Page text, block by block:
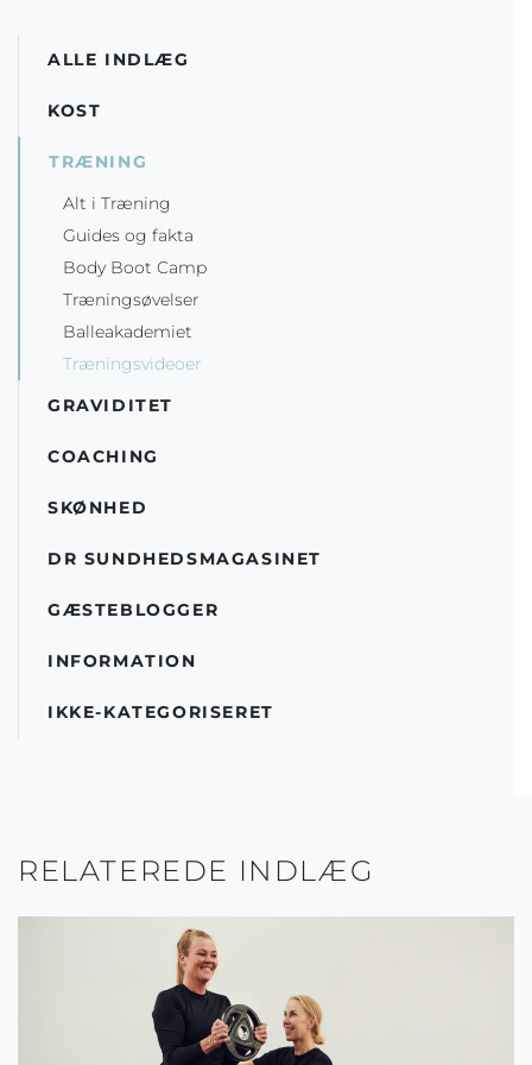
ALLE INDLÆG
KOST
TRÆNING
Alt i Træning
Guides og fakta
Body Boot Camp
Træningsøvelser
Balleakademiet
Træningsvideoer
GRAVIDITET
COACHING
SKØNHED
DR SUNDHEDSMAGASINET
GÆSTEBLOGGER
INFORMATION
IKKE-KATEGORISERET
RELATEREDE INDLÆG